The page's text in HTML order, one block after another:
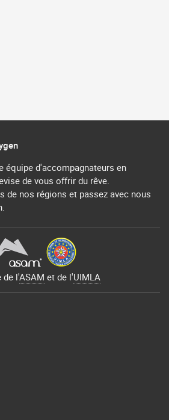
équipe d'accompagnateurs en
de vous offrir du rêve.
de nos régions et passez avec nous
de l'ASAM et de l'UIMLA